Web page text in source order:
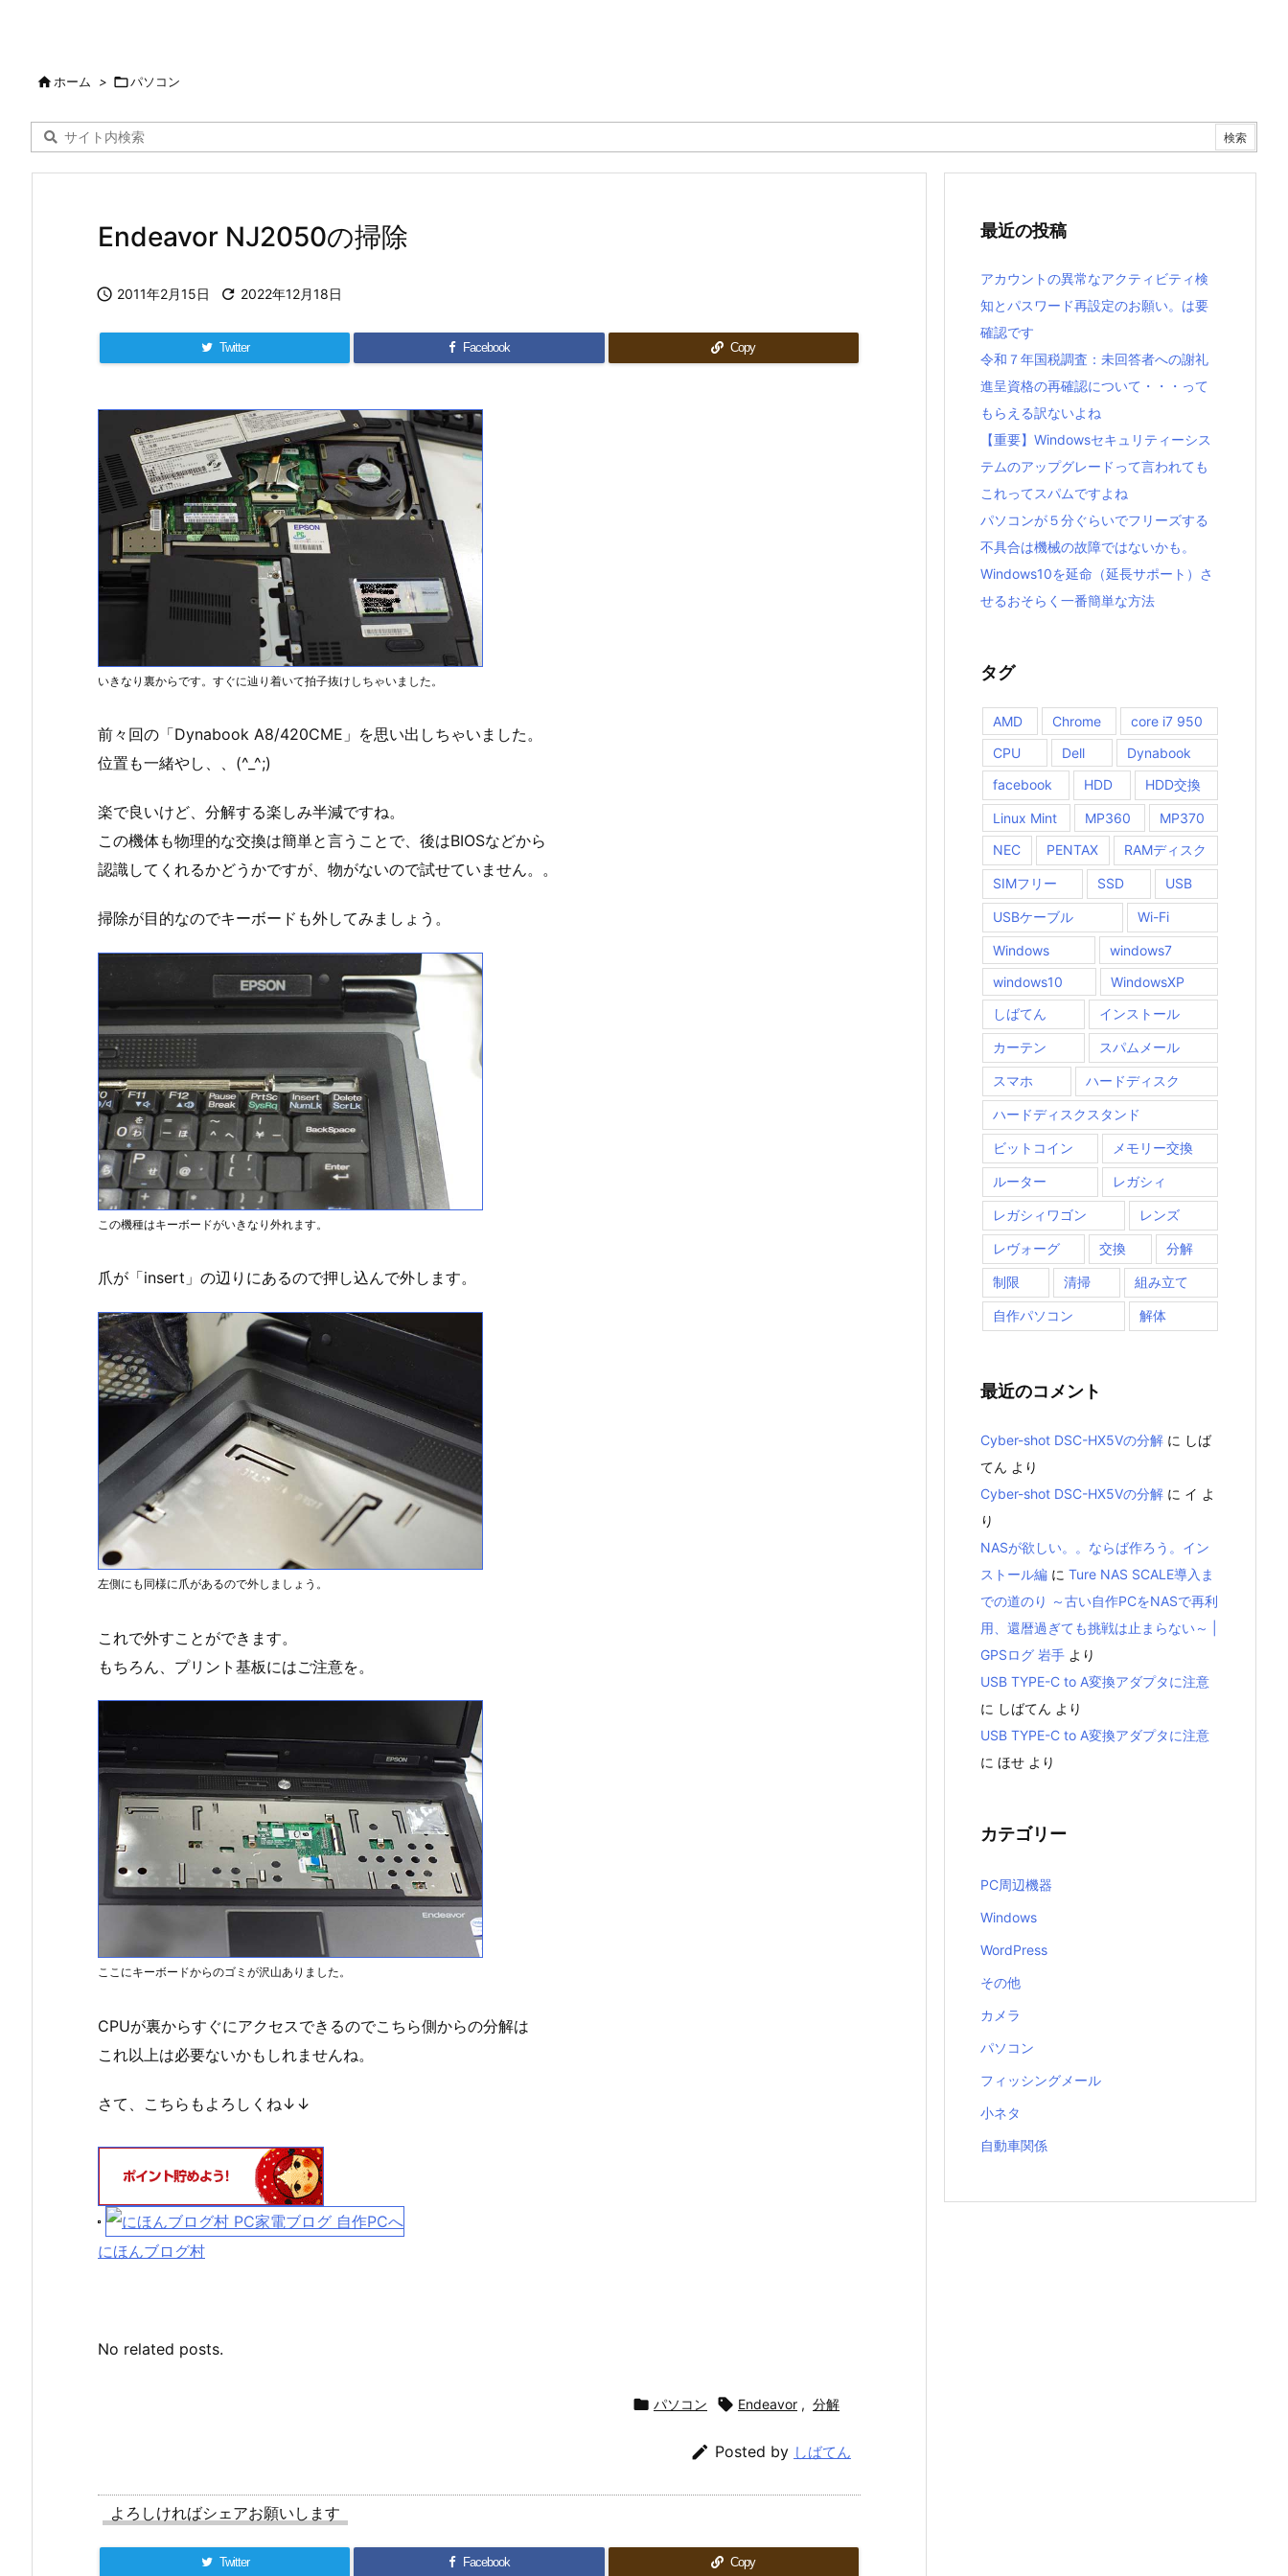
ホーム > パソコン
Endeavor NJ2050の掃除
 2011年2月15日  2022年12月18日
Twitter Facebook Copy
いきなり裏からです。すぐに辿り着いて拍子抜けしちゃいました。
前々回の「Dynabook A8/420CME」を思い出しちゃいました。
位置も一緒やし、、(^_^;)
楽で良いけど、分解する楽しみ半減ですね。
この機体も物理的な交換は簡単と言うことで、後はBIOSなどから
認識してくれるかどうかですが、物がないので試せていません。。
掃除が目的なのでキーボードも外してみましょう。
この機種はキーボードがいきなり外れます。
爪が「insert」の辺りにあるので押し込んで外します。
左側にも同様に爪があるので外しましょう。
これで外すことができます。
もちろん、プリント基板にはご注意を。
ここにキーボードからのゴミが沢山ありました。
CPUが裏からすぐにアクセスできるのでこちら側からの分解は
これ以上は必要ないかもしれませんね。
さて、こちらもよろしくね↓↓
にほんブログ村
No related posts.
 パソコン  Endeavor , 分解
 Posted by しばてん
よろしければシェアお願いします
Twitter Facebook Copy
最近の投稿
アカウントの異常なアクティビティ検
知とパスワード再設定のお願い。は要
確認です
令和７年国税調査：未回答者への謝礼
進呈資格の再確認について・・・って
もらえる訳ないよね
【重要】Windowsセキュリティーシス
テムのアップグレードって言われても
これってスパムですよね
パソコンが５分ぐらいでフリーズする
不具合は機械の故障ではないかも。
Windows10を延命（延長サポート）さ
せるおそらく一番簡単な方法
タグ
AMD Chrome
core i7 950
CPU
Dell
Dynabook
facebook
HDD HDD交換
Linux Mint MP360
MP370
NEC
PENTAX RAMディスク
SIMフリー SSD USB
USBケーブル Wi-Fi
Windows
windows7
windows10
WindowsXP
しばてん
インストール
カーテン スパムメール
スマホ ハードディスク
ハードディスクスタンド
ビットコイン メモリー交換
ルーター レガシィ
レガシィワゴン レンズ
レヴォーグ 交換 分解
制限 清掃 組み立て
自作パソコン 解体
最近のコメント
Cyber-shot DSC-HX5Vの分解 に しば
てん より
Cyber-shot DSC-HX5Vの分解 に イ よ
り
NASが欲しい。。ならば作ろう。イン
ストール編 に Ture NAS SCALE導入ま
での道のり ～古い自作PCをNASで再利
用、還暦過ぎても挑戦は止まらない～ |
GPSログ 岩手 より
USB TYPE-C to A変換アダプタに注意
に しばてん より
USB TYPE-C to A変換アダプタに注意
に ほせ より
カテゴリー
PC周辺機器
Windows
WordPress
その他
カメラ
パソコン
フィッシングメール
小ネタ
自動車関係